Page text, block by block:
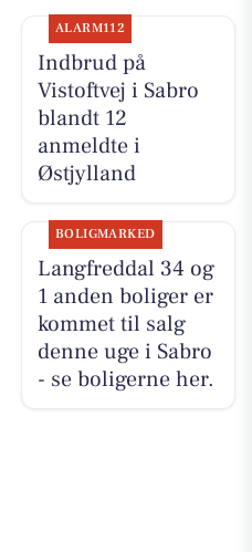
ALARM112
Indbrud på
Vistoftvej i Sabro
blandt 12
anmeldte i
Østjylland
BOLIGMARKED
Langfreddal 34 og
1 anden boliger er
kommet til salg
denne uge i Sabro
- se boligerne her.